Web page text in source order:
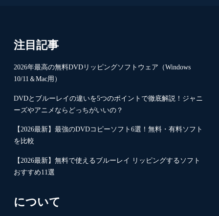
注目記事
2026年最高の無料DVDリッピングソフトウェア（Windows
10/11＆Mac用）
DVDとブルーレイの違いを5つのポイントで徹底解説！ジャニ
ーズやアニメならどっちがいいの？
【2026最新】最強のDVDコピーソフト6選！無料・有料ソフト
を比較
【2026最新】無料で使えるブルーレイ リッピングするソフト
おすすめ11選
について